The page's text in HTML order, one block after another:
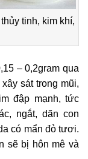
tinh, kim khí,
– 0,2gram qua
sát trong mũi,
đập mạnh, tức
ngắt, dãn con
có mẩn đỏ tươi.
sẽ bị hôn mê và